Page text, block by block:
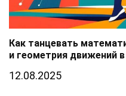
Как танцевать
и геометрия движений
12.08.2025